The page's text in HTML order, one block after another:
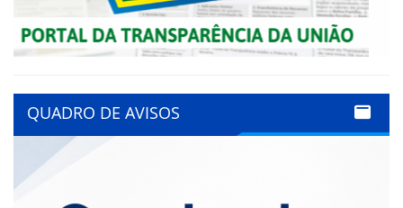
QUADRO DE AVISOS